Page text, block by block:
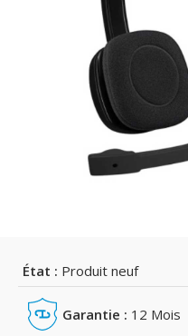
État : Produit neuf
Garantie : 12 Mois